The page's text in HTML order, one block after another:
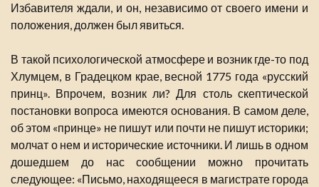
Избавителя ждали, и он, независимо от своего имени и
положения, должен был явиться.
В такой психологической атмосфере и возник где-то под
Хлумцем, в Градецком крае, весной 1775 года «русский
принц». Впрочем, возник ли? Для столь скептической
постановки вопроса имеются основания. В самом деле,
об этом «принце» не пишут или почти не пишут историки;
молчат о нем и исторические источники. И лишь в одном
дошедшем до нас сообщении можно прочитать
следующее: «Письмо, находящееся в магистрате города